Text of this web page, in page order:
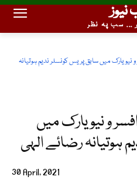
سب پہ نظر
نیویارک میں سابق پریس کونسلر ندیم ہوتیانہ
و نیویارک میں
ہوتیانہ رضائے الہی
30 April, 2021